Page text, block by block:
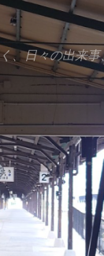
、日々の出来